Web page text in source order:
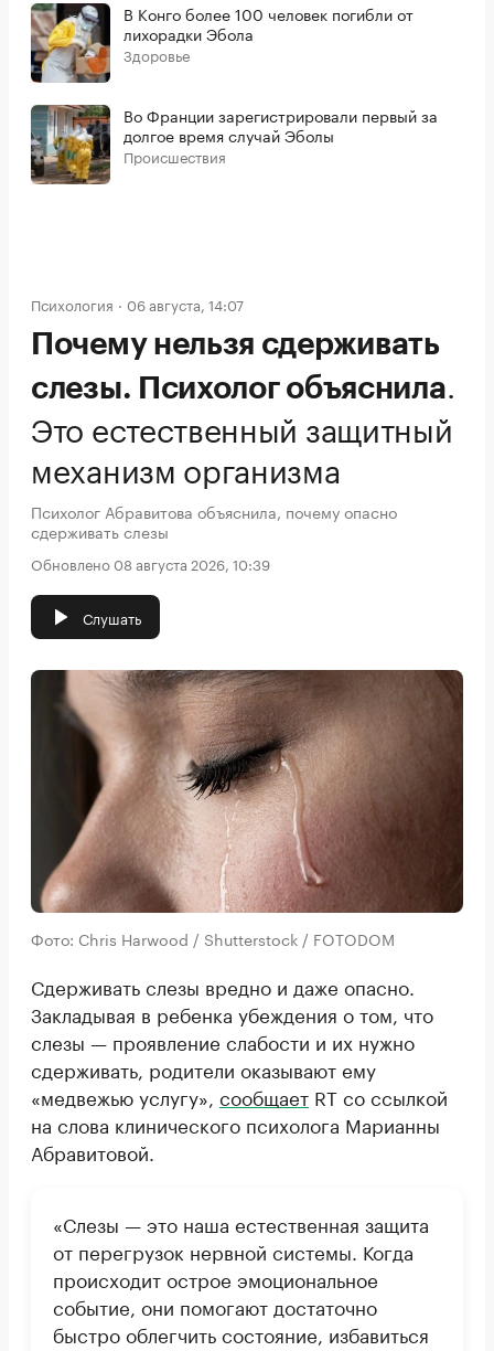
В Конго более 100 человек погибли от
лихорадки Эбола
Здоровье
Во Франции зарегистрировали первый за
долгое время случай Эболы
Происшествия
Психология 06 августа, 14:07
Почему нельзя сдерживать
слезы. Психолог объяснила.
Это естественный защитный
механизм организма
Психолог Абравитова объяснила, почему опасно
сдерживать слезы
Обновлено 08 августа 2026, 10:39
Слушать
Фото: Chris Harwood / Shutterstock / FOTODOM
Сдерживать слезы вредно и даже опасно.
Закладывая в ребенка убеждения о том, что
слезы — проявление слабости и их нужно
сдерживать, родители оказывают ему
«медвежью услугу», сообщает RT со ссылкой
на слова клинического психолога Марианны
Абравитовой.
«Слезы — это наша естественная защита
от перегрузок нервной системы. Когда
происходит острое эмоциональное
событие, они помогают достаточно
быстро облегчить состояние, избавиться